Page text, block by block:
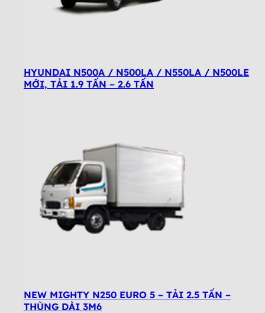
HYUNDAI N500A / N500LA / N550LA / N500LE
MỚI, TẢI 1.9 TẤN – 2.6 TẤN
NEW MIGHTY N250 EURO 5 – TẢI 2.5 TẤN –
THÙNG DÀI 3M6